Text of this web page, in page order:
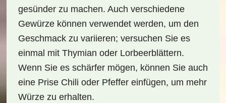
gesünder zu machen. Auch verschiedene
Gewürze können verwendet werden, um den
Geschmack zu variieren; versuchen Sie es
einmal mit Thymian oder Lorbeerblättern.
Wenn Sie es schärfer mögen, können Sie auch
eine Prise Chili oder Pfeffer einfügen, um mehr
Würze zu erhalten.